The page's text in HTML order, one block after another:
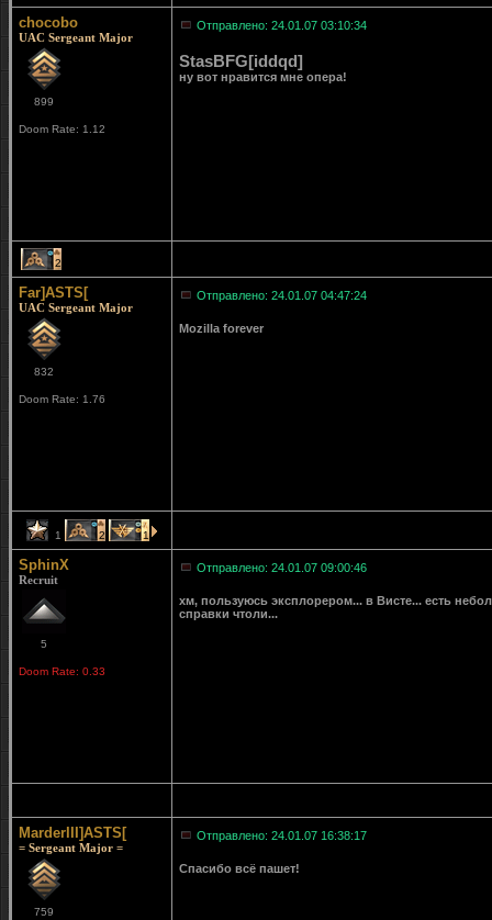
chocobo
UAC Sergeant Major
899
Doom Rate: 1.12
Отправлено: 24.01.07 03:10:34
StasBFG[iddqd]
ну вот нравится мне опера!
2
Far]ASTS[
UAC Sergeant Major
832
Doom Rate: 1.76
Отправлено: 24.01.07 04:47:24
Mozilla forever
1 2 1
SphinX
Recruit
5
Doom Rate: 0.33
Отправлено: 24.01.07 09:00:46
хм, пользуюсь эксплорером... в Висте... есть
справки чтоли...
MarderIII]ASTS[
= Sergeant Major =
759
Отправлено: 24.01.07 16:38:17
Спасибо всё пашет!